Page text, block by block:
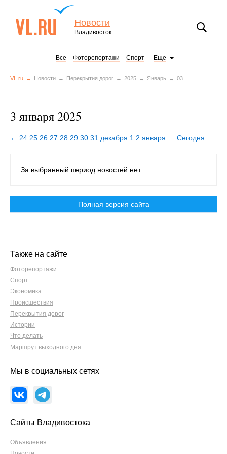
Новости
Владивосток
Все Фоторепортажи Спорт Еще
VL.ru Новости Перекрытия дорог 2025 Январь 03
3 января 2025
← 24 25 26 27 28 29 30 31 декабря 1 2 января Сегодня
За выбранный период новостей нет.
Полная версия сайта
Также на сайте
Фоторепортажи
Спорт
Экономика
Происшествия
Перекрытия дорог
Истории
Что делать
Маршрут выходного дня
Мы в социальных сетях
Сайты Владивостока
Объявления